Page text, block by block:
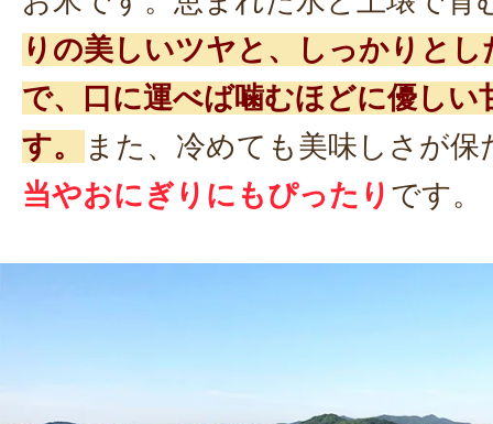
りの美しいツヤと、しっかりとし
で、口に運べば噛むほどに優しい
す。
また、冷めても美味しさが保
当やおにぎりにもぴったり です。